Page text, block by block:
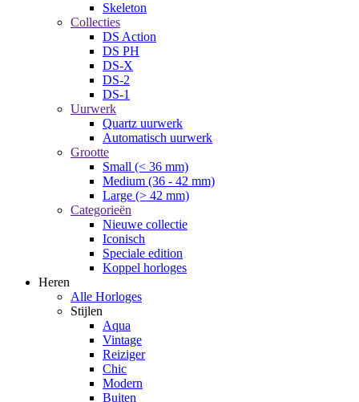
Skeleton
Collecties
DS Action
DS PH
DS-X
DS-2
DS-1
Uurwerk
Quartz uurwerk
Automatisch uurwerk
Grootte
Small (< 36 mm)
Medium (36 - 42 mm)
Large (> 42 mm)
Categorieën
Nieuwe collectie
Iconisch
Speciale edition
Koppel horloges
Heren
Alle Horloges
Stijlen
Aqua
Vintage
Reiziger
Chic
Modern
Buiten